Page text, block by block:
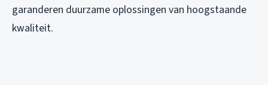
garanderen duurzame oplossingen van hoogstaande
kwaliteit.